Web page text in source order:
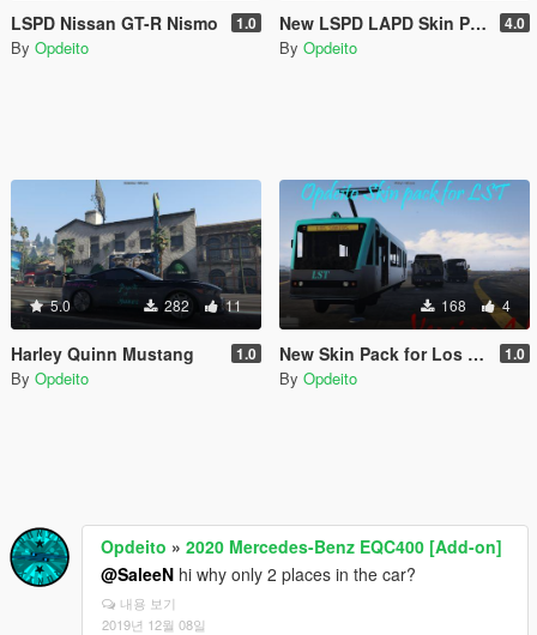
LSPD Nissan GT-R Nismo 1.0
By Opdeito
New LSPD LAPD Skin Pack 4.0
By Opdeito
5.0 282 11
Harley Quinn Mustang 1.0
By Opdeito
168 4
New Skin Pack for Los SantosTranport 1.0
By Opdeito
Opdeito » 2020 Mercedes-Benz EQC400 [Add-on]
@SaleeN hi why only 2 places in the car?
내용 보기
2019년 12월 08일